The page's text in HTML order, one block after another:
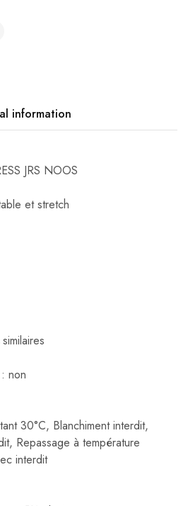
information
JRS NOOS
et stretch
non
30°C, Blanchiment interdit,
Repassage à température
interdit